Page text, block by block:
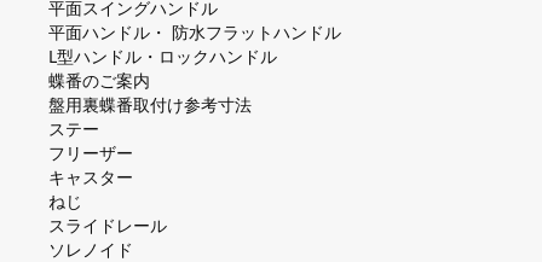
平⾯スイングハンドル
平⾯ハンドル・ 防⽔フラットハンドル
L型ハンドル・ロックハンドル
蝶番のご案内
盤⽤裏蝶番取付け参考⼨法
ステー
フリーザー
キャスター
ねじ
スライドレール
ソレノイド